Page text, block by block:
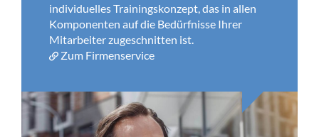
individuelles Trainingskonzept, das in allen
Komponenten auf die Bedürfnisse Ihrer
Mitarbeiter zugeschnitten ist.
Zum Firmenservice